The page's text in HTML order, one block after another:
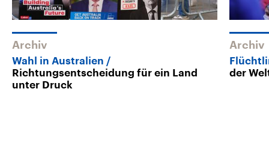
Archiv
Wahl in Australien
Richtungsentscheidung für ein Land
unter Druck
Archiv
der